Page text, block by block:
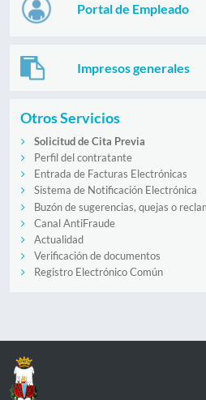
Portal de Empleado
Impresos generales
Otros Servicios
Solicitud de Cita Previa
Perfil del contratante
Entrada de Facturas Electrónicas
Sistema de Notificación Electrónica
Buzón de sugerencias, quejas o
Canal AntiFraude
Actualidad
Verificación de documentos
Registro Electrónico Común